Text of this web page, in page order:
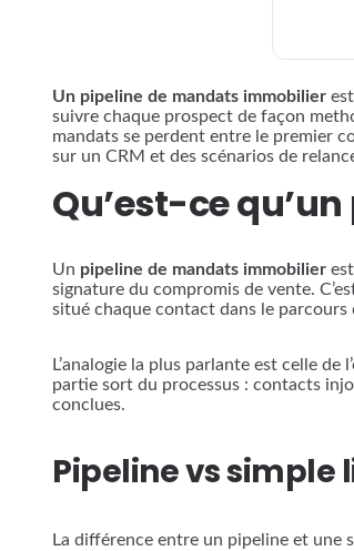
Un pipeline de mandats immobilier
suivre chaque prospect de façon
mandats se perdent entre le premier
sur un CRM et des scénarios de
Qu’est-ce
Un pipeline de mandats immobilier
signature du compromis de vente.
situé chaque contact dans le parcours
L’analogie la plus parlante est celle
partie sort du processus : contacts
conclues.
Pipeline vs simple
La différence entre un pipeline et une